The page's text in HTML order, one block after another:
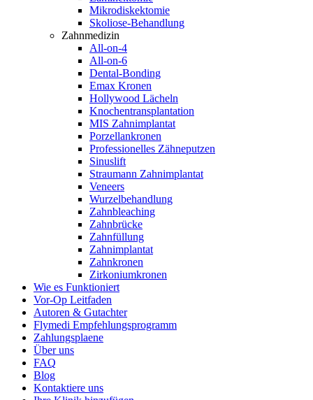
Mikrodiskektomie
Skoliose-Behandlung
Zahnmedizin
All-on-4
All-on-6
Dental-Bonding
Emax Kronen
Hollywood Lächeln
Knochentransplantation
MIS Zahnimplantat
Porzellankronen
Professionelles Zähneputzen
Sinuslift
Straumann Zahnimplantat
Veneers
Wurzelbehandlung
Zahnbleaching
Zahnbrücke
Zahnfüllung
Zahnimplantat
Zahnkronen
Zirkoniumkronen
Wie es Funktioniert
Vor-Op Leitfaden
Autoren & Gutachter
Flymedi Empfehlungsprogramm
Zahlungsplaene
Über uns
FAQ
Blog
Kontaktiere uns